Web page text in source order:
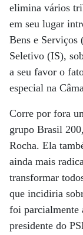
elimina vários
em seu lugar
Bens e
Seletivo (IS),
a seu favor o
especial na
Corre por fora
grupo Brasil
Rocha. Ela
ainda mais
transformar
que incidiria
foi parcialmente
presidente do